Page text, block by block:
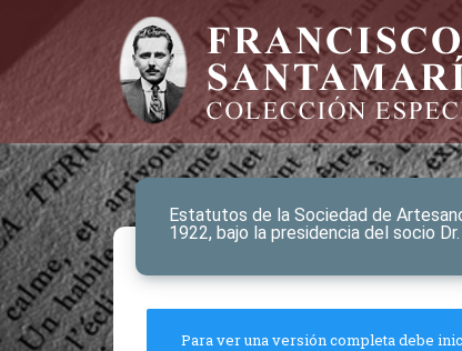
Estatutos de la Sociedad de
1922, bajo la presidencia del socio
Para ver una versión completa debe